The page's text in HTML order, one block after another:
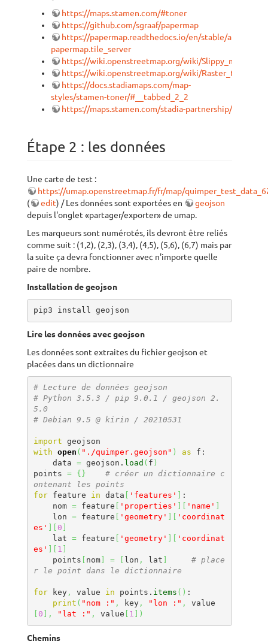
https://maps.stamen.com/#toner
https://github.com/sgraaf/papermap
https://papermap.readthedocs.io/en/stable/
papermap.tile_server
https://wiki.openstreetmap.org/wiki/
https://wiki.openstreetmap.org/wiki/
https://docs.stadiamaps.com/map-
styles/stamen-toner/#__tabbed_2_2
https://maps.stamen.com/stadia-partnership/
Étape 2 : les données
Une carte de test :
https://umap.openstreetmap.fr/fr/map/
(
edit) / Les données sont exportées en
geojson
depuis l'onglet «partager/exporter» de umap.
Les marqueurs sont numérotés, ils devront être reliés
comme suit : (1,2), (2,3), (3,4), (4,5), (5,6), (6,7) mais par
la suite ça devra fonctionner avec n'importe quelle
paire de nombre.
Installation de geojson
pip3 install geojson
Lire les données avec geojson
Les données sont extraites du fichier geojson et
placées dans un dictionnaire
# Lecture de données geojson
# Python 3.5.3 / pip 9.0.1 / geojson 2.
5.0
# Debian 9.5 @ kirin / 20210531
import
with open ( "./quimper.geojson" ) as f:
    data
= geojson. load ( f )
points = { }
# créer un dictionnaire c
ontenant les points
for feature in data 'features'
:
    nom
= feature 'properties' 'name'
    lon
= feature 'geometry'
'coordinat
es'
0
    lat
= feature 'geometry'
'coordinat
es'
1
    points
nom] = lon , lat
# place
r le point dans le dictionnaire
for key, value in points. items ( ) :
print ( "nom :" , key, "lon :" ,
value
0 , "lat :" , value 1 )
Chemins